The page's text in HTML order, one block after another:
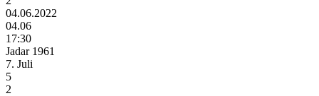
04.06.2022
04.06
17:30
Jadar 1961
7. Juli
5
2